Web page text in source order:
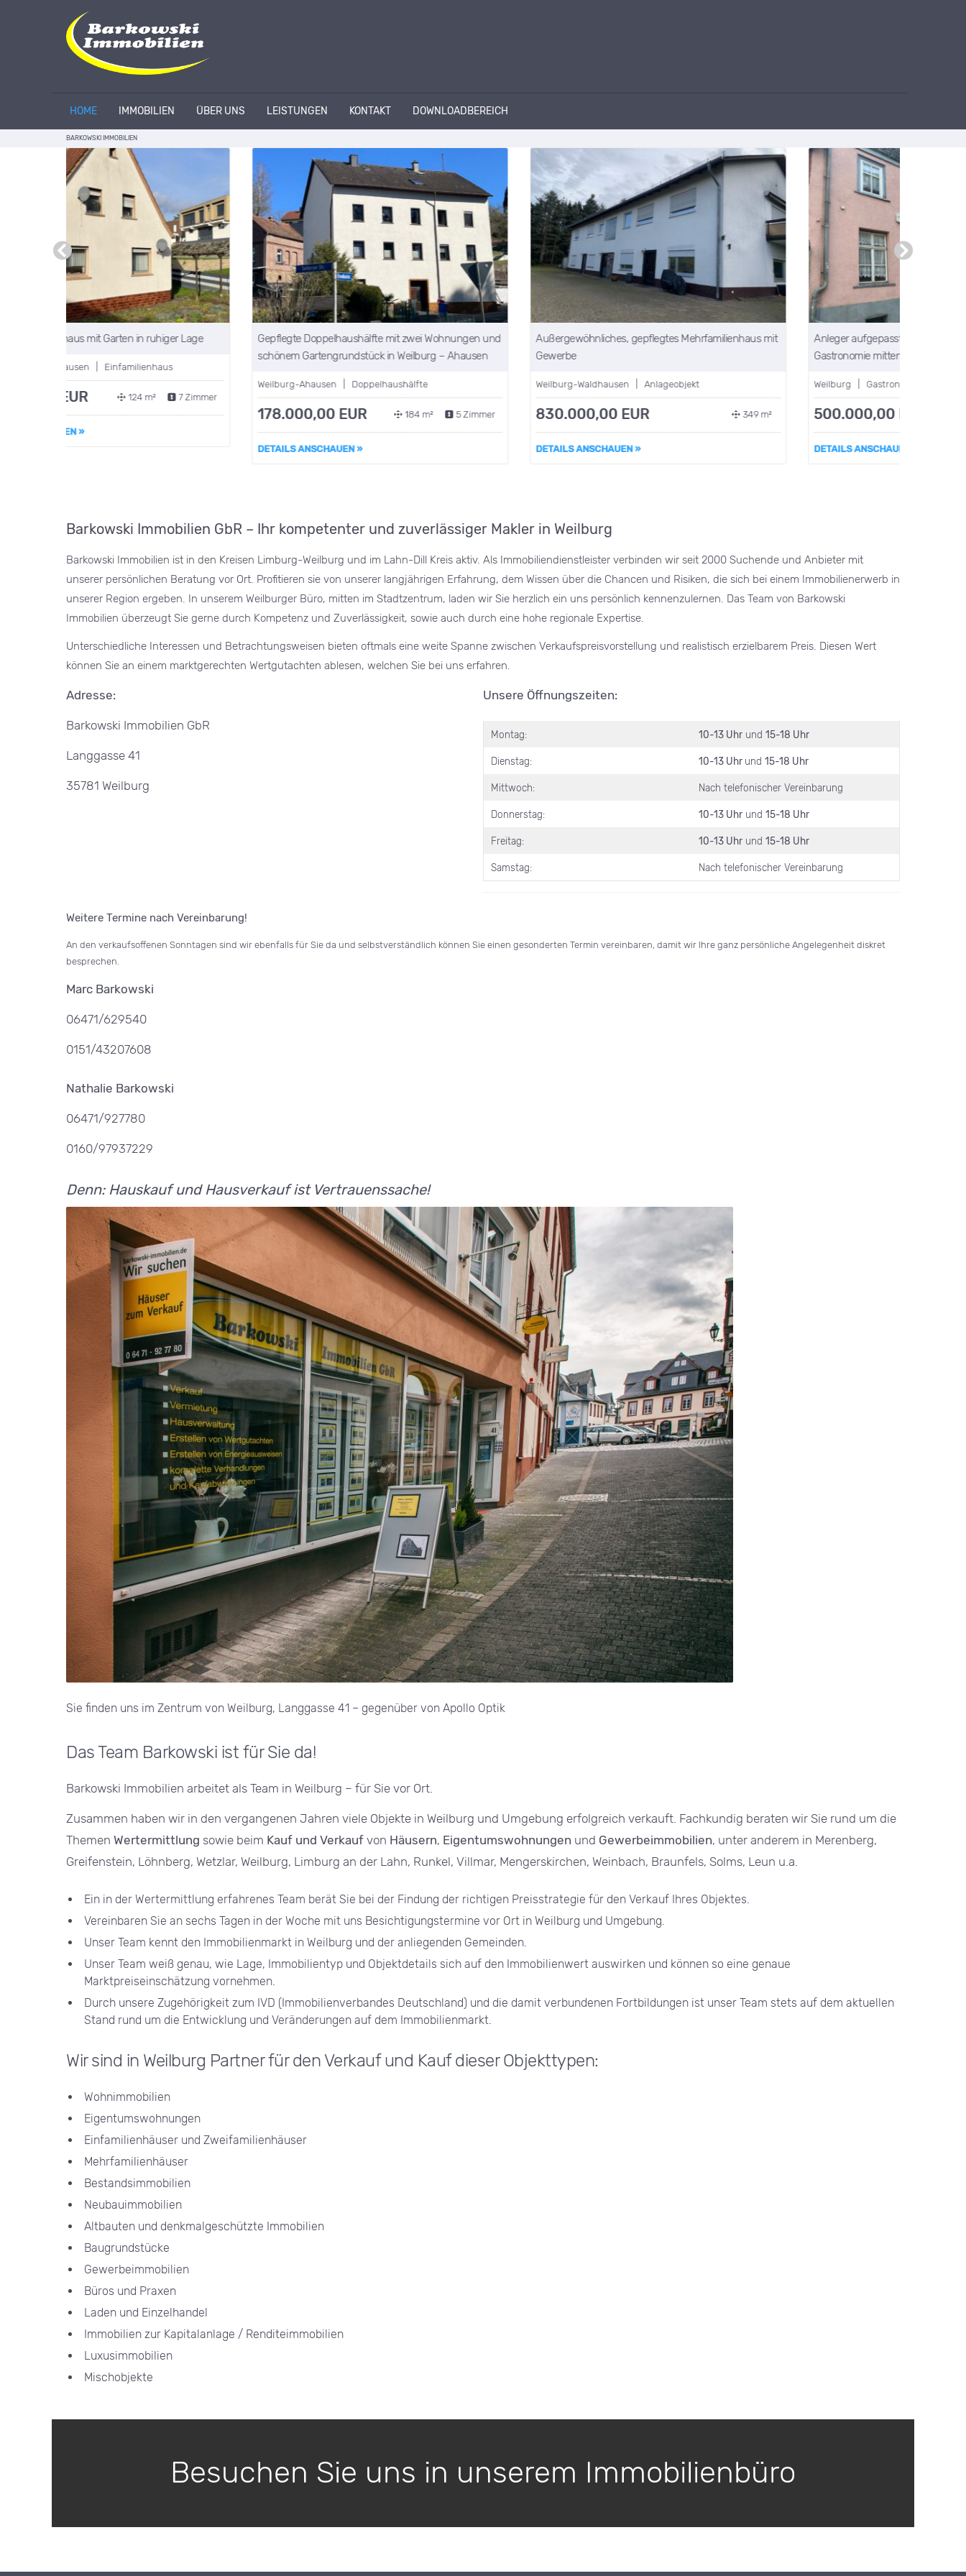
HOME IMMOBILIEN ÜBER UNS LEISTUNGEN KONTAKT DOWNLOADBEREICH
BARKOWSKI IMMOBILIEN
Gepflegte Doppelhaushälfte mit zwei Wohnungen und
schönem Gartengrundstück in Weilburg – Ahausen
Weilburg-Ahausen | Doppelhaushälfte
178.000,00 EUR 184 m² 5 Zimmer
Außergewöhnliches, gepflegtes Mehrfamilienhaus mit
Gewerbe
Weilburg-Waldhausen | Anlageobjekt
830.000,00 EUR 349 m²
DETAILS ANSCHAUEN »
Anleger aufgepasst!!! Mehrfamilienhaus mit
Weilburg | Gastronomie mit Wohneinheiten
500.000,00 EUR 298 m²
DETAILS ANSCHAUEN »
Barkowski Immobilien GbR – Ihr kompetenter und zuverlässiger Makler in Weilburg
Barkowski Immobilien ist in den Kreisen Limburg-Weilburg und im Lahn-Dill Kreis aktiv. Als Immobiliendienstleister verbinden wir seit 2000 Suchende und Anbieter mit
unserer persönlichen Beratung vor Ort. Profitieren sie von unserer langjährigen Erfahrung, dem Wissen über die Chancen und Risiken, die sich bei einem Immobilienerwerb in
unserer Region ergeben. In unserem Weilburger Büro, mitten im Stadtzentrum, laden wir Sie herzlich ein uns persönlich kennenzulernen. Das Team von Barkowski
Immobilien überzeugt Sie gerne durch Kompetenz und Zuverlässigkeit, sowie auch durch eine hohe regionale Expertise.
Unterschiedliche Interessen und Betrachtungsweisen bieten oftmals eine weite Spanne zwischen Verkaufspreisvorstellung und realistisch erzielbarem Preis. Diesen Wert
können Sie an einem marktgerechten Wertgutachten ablesen, welchen Sie bei uns erfahren.
Adresse:
Barkowski Immobilien GbR
Langgasse 41
35781 Weilburg
Unsere Öffnungszeiten:
Montag: 10-13 Uhr und 15-18 Uhr
Dienstag: 10-13 Uhr und 15-18 Uhr
Mittwoch: Nach telefonischer Vereinbarung
Donnerstag: 10-13 Uhr und 15-18 Uhr
Freitag: 10-13 Uhr und 15-18 Uhr
Samstag: Nach telefonischer Vereinbarung
Weitere Termine nach Vereinbarung!
An den verkaufsoffenen Sonntagen sind wir ebenfalls für Sie da und selbstverständlich können Sie einen gesonderten Termin vereinbaren, damit wir Ihre ganz persönliche Angelegenheit diskret
besprechen.
Marc Barkowski
06471/629540
0151/43207608
Nathalie Barkowski
06471/927780
0160/97937229
Denn: Hauskauf und Hausverkauf ist Vertrauenssache!
Sie finden uns im Zentrum von Weilburg, Langgasse 41 – gegenüber von Apollo Optik
Das Team Barkowski ist für Sie da!
Barkowski Immobilien arbeitet als Team in Weilburg – für Sie vor Ort.
Zusammen haben wir in den vergangenen Jahren viele Objekte in Weilburg und Umgebung erfolgreich verkauft. Fachkundig beraten wir Sie rund um die
Themen Wertermittlung sowie beim Kauf und Verkauf von Häusern, Eigentumswohnungen und Gewerbeimmobilien, unter anderem in Merenberg,
Greifenstein, Löhnberg, Wetzlar, Weilburg, Limburg an der Lahn, Runkel, Villmar, Mengerskirchen, Weinbach, Braunfels, Solms, Leun u.a.
Ein in der Wertermittlung erfahrenes Team berät Sie bei der Findung der richtigen Preisstrategie für den Verkauf Ihres Objektes.
Vereinbaren Sie an sechs Tagen in der Woche mit uns Besichtigungstermine vor Ort in Weilburg und Umgebung.
Unser Team kennt den Immobilienmarkt in Weilburg und der anliegenden Gemeinden.
Unser Team weiß genau, wie Lage, Immobilientyp und Objektdetails sich auf den Immobilienwert auswirken und können so eine genaue
Marktpreiseinschätzung vornehmen.
Durch unsere Zugehörigkeit zum IVD (Immobilienverbandes Deutschland) und die damit verbundenen Fortbildungen ist unser Team stets auf dem aktuellen
Stand rund um die Entwicklung und Veränderungen auf dem Immobilienmarkt.
Wir sind in Weilburg Partner für den Verkauf und Kauf dieser Objekttypen:
Wohnimmobilien
Eigentumswohnungen
Einfamilienhäuser und Zweifamilienhäuser
Mehrfamilienhäuser
Bestandsimmobilien
Neubauimmobilien
Altbauten und denkmalgeschützte Immobilien
Baugrundstücke
Gewerbeimmobilien
Büros und Praxen
Laden und Einzelhandel
Immobilien zur Kapitalanlage / Renditeimmobilien
Luxusimmobilien
Mischobjekte
Besuchen Sie uns in unserem Immobilienbüro